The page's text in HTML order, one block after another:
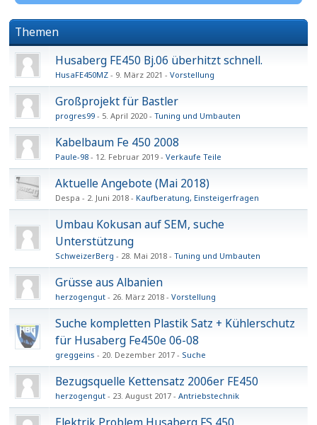
Themen
Husaberg FE450 Bj.06 überhitzt schnell.
HusaFE450MZ 9. März 2021 Vorstellung
Großprojekt für Bastler
progres99 5. April 2020 Tuning und Umbauten
Kabelbaum Fe 450 2008
Paule-98 12. Februar 2019 Verkaufe Teile
Aktuelle Angebote (Mai 2018)
Despa 2. Juni 2018 Kaufberatung, Einsteigerfragen
Umbau Kokusan auf SEM, suche
Unterstützung
SchweizerBerg 28. Mai 2018 Tuning und Umbauten
Grüsse aus Albanien
herzogengut 26. März 2018 Vorstellung
Suche kompletten Plastik Satz + Kühlerschutz
für Husaberg Fe450e 06-08
greggeins 20. Dezember 2017 Suche
Bezugsquelle Kettensatz 2006er FE450
herzogengut 23. August 2017 Antriebstechnik